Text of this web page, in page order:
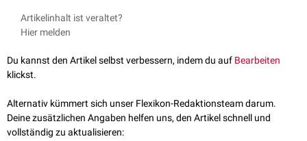
Artikelinhalt ist veraltet?
Hier melden
Du kannst den Artikel selbst verbessern, indem du auf Bearbeiten
klickst.
Alternativ kümmert sich unser Flexikon-Redaktionsteam darum.
Deine zusätzlichen Angaben helfen uns, den Artikel schnell und
vollständig zu aktualisieren: